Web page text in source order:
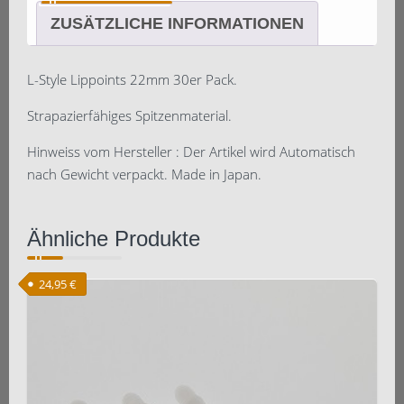
ZUSÄTZLICHE INFORMATIONEN
L-Style Lippoints 22mm 30er Pack.
Strapazierfähiges Spitzenmaterial.
Hinweiss vom Hersteller : Der Artikel wird Automatisch
nach Gewicht verpackt. Made in Japan.
Ähnliche Produkte
24,95€